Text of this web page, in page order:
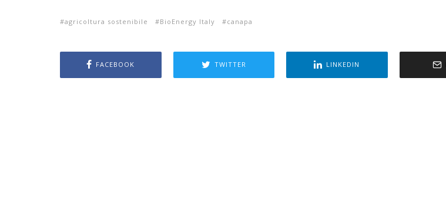
agricoltura sostenibile BioEnergy Italy canapa
FACEBOOK TWITTER LINKEDIN